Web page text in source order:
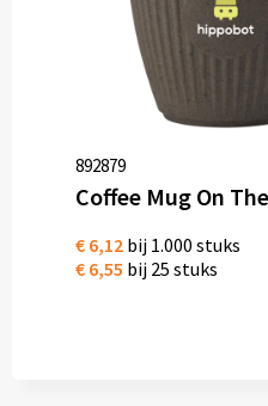
892879
€ 6,12 bij 1.000 stuks
€ 6,55 bij 25 stuks